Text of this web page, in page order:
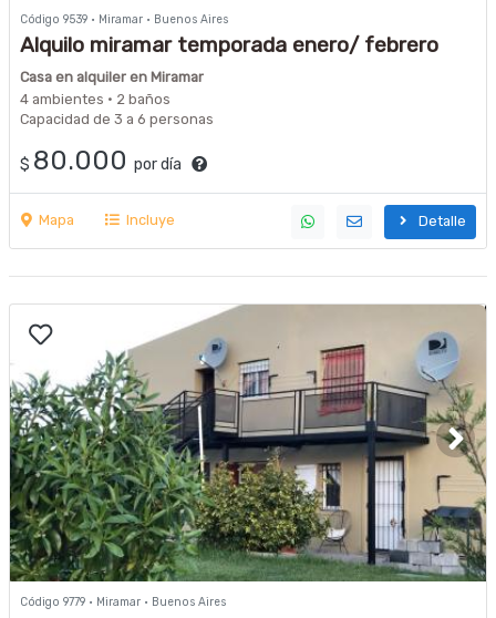
Código 9539 · Miramar · Buenos Aires
Alquilo miramar temporada enero/ febrero
2026
Casa en alquiler en Miramar
4 ambientes · 2 baños
Capacidad de 3 a 6 personas
$ 80.000 por día
Mapa Incluye Detalle
Código 9779 · Miramar · Buenos Aires